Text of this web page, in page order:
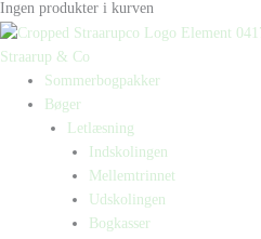
Ingen produkter i kurven
Straarup & Co
Sommerbogpakker
Bøger
Letlæsning
Indskolingen
Mellemtrinnet
Udskolingen
Bogkasser